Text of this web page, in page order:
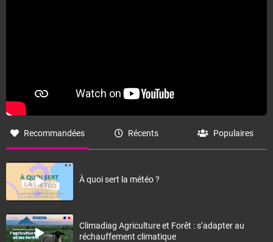
Recommandées Récents Populaires
À quoi sert la météo ?
Climadiag Agriculture et Forêt : s’adapter au
réchauffement climatique